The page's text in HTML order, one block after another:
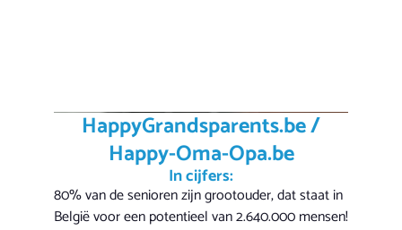
HappyGrandsparents.be /
Happy-Oma-Opa.be
In cijfers:
80% van de senioren zijn grootouder, dat staat in
België voor een potentieel van 2.640.000 mensen!